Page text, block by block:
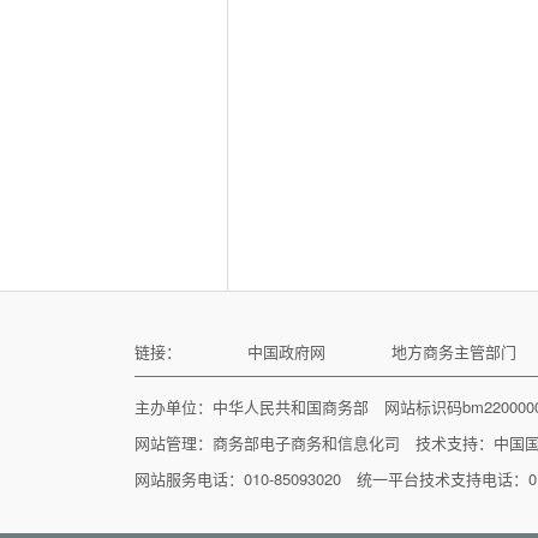
链接： 中国政府网 地方商务主管部门
主办单位：中华人民共和国商务部 网站标识码
网站管理：商务部电子商务和信息化司 技术支持： 中国
网站服务电话：010-85093020 统一平台技术支持电话